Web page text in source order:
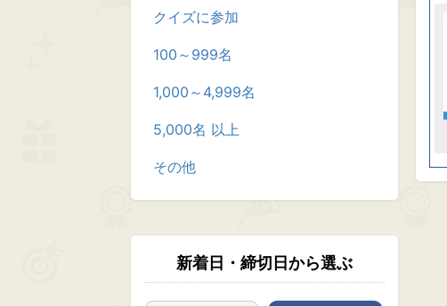
クイズに参加
100～999名
1,000～4,999名
5,000名 以上
その他
新着日・締切日から選ぶ